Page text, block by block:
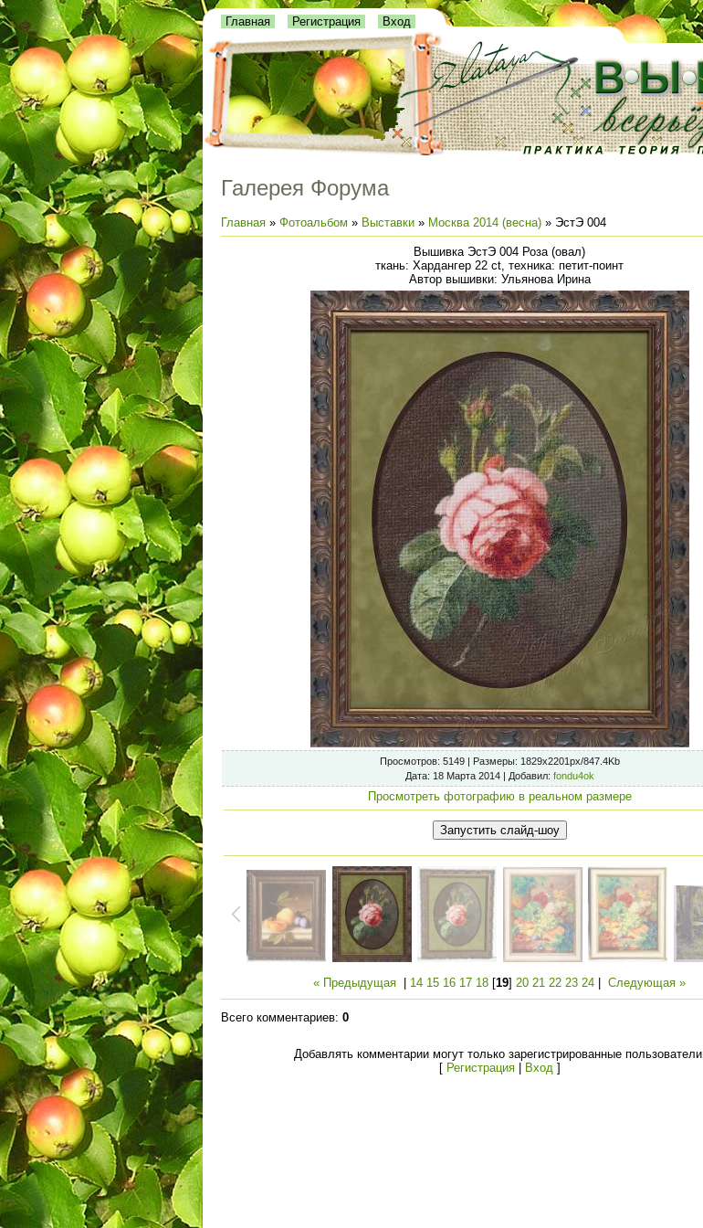
Главная Регистрация Вход
Галерея Форума
Главная » Фотоальбом » Выставки » Москва 2014 (весна) » ЭстЭ 004
Вышивка ЭстЭ 004 Роза (овал)
ткань: Хардангер 22 ct, техника: петит-поинт
Автор вышивки: Ульянова Ирина
Просмотров: 5149 | Размеры: 1829x2201px/847.4Kb
Дата: 18 Марта 2014 | Добавил: fondu4ok
Просмотреть фотографию в реальном размере
« Предыдущая 14 15 16 17 18 [19] 20 21 22 23 24 Следующая »
Всего комментариев: 0
Добавлять комментарии могут только зарегистрированные пользователи.
[ Регистрация| Вход ]